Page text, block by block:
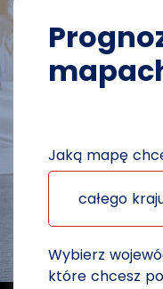
Jaką mapę
całego
Wybierz
które chcesz